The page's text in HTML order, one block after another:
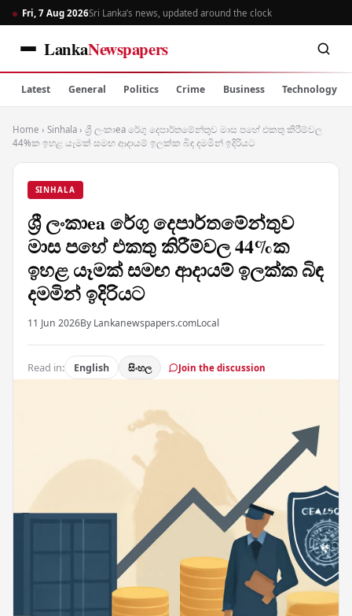
Fri, 7 Aug 2026Sri Lanka’s news, updated around the clock
LankaNewspapers
Latest General Politics Crime Business Technology
Home › Sinhala › ශ්‍රී ලංකාea රේගු දෙපාර්තමේන්තුව මාස පහේ එකතු කිරීම්වල
44%ක ඉහළ යෑමක් සමඟ ආදායම් ඉලක්ක බිඳ දමමින් ඉදිරියට
SINHALA
ශ්‍රී ලංකාea රේගු දෙපාර්තමේන්තුව
මාස පහේ එකතු කිරීම්වල 44%ක
ඉහළ යෑමක් සමඟ ආදායම් ඉලක්ක බිඳ
දමමින් ඉදිරියට
11 Jun 2026By Lankanewspapers.comLocal
Read in: English සිංහල Join the discussion